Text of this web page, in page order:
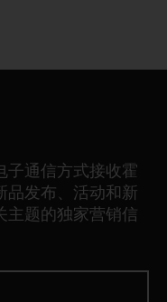
子通信方式接收霍
品发布、活动和新
主题的独家营销信